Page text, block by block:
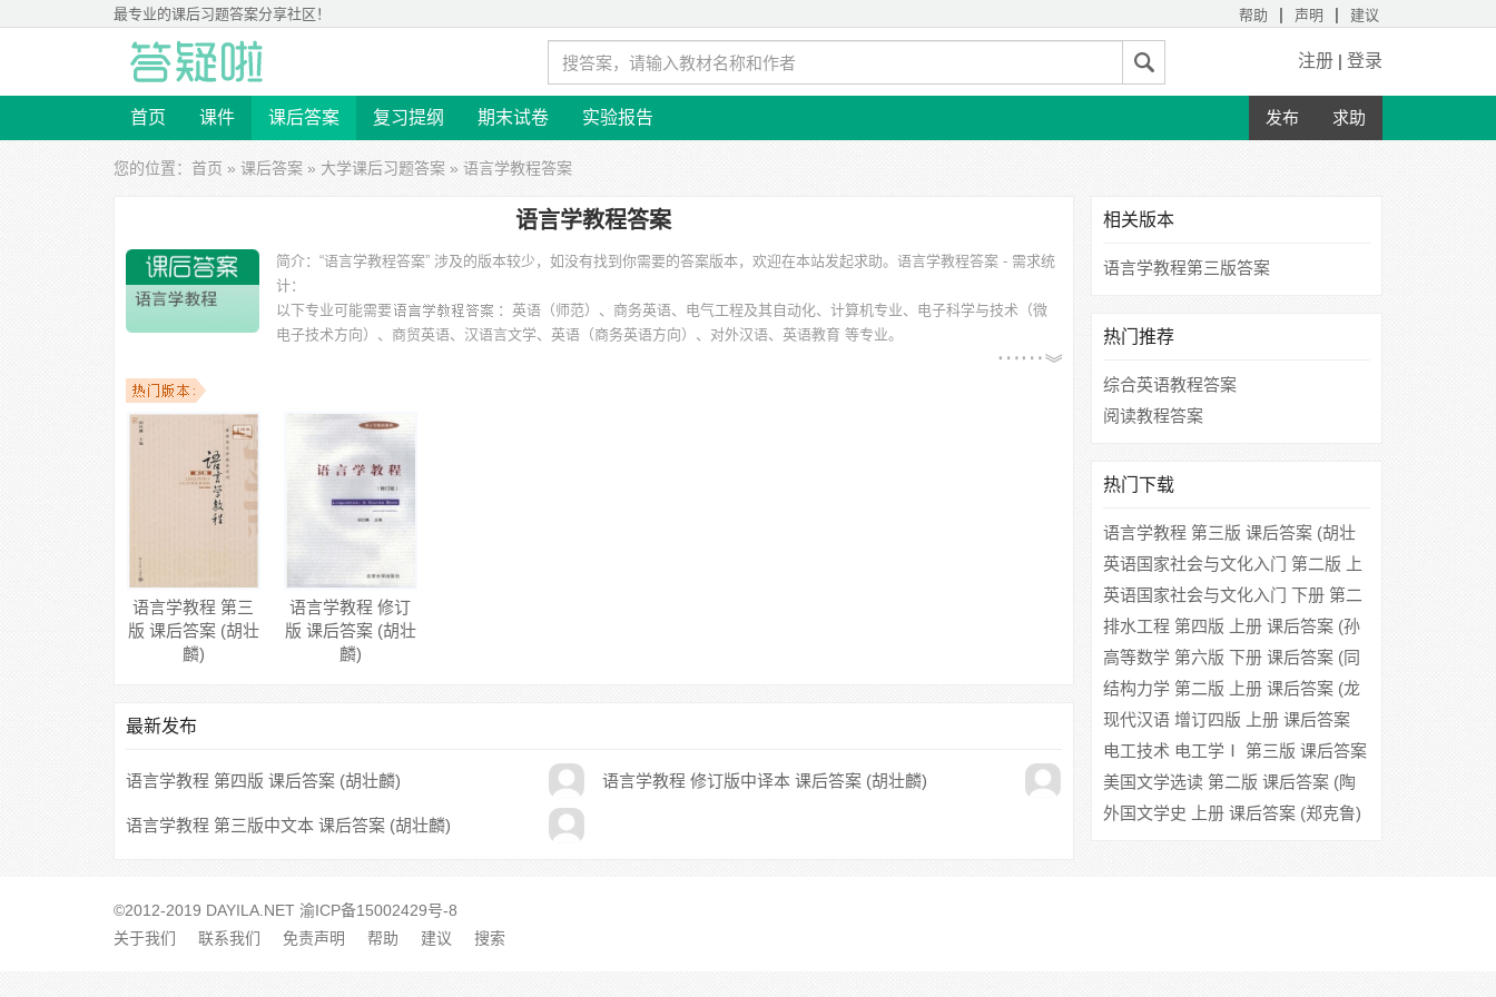
最专业的课后习题答案分享社区！ 帮助 | 声明 | 建议
注册 | 登录
首页 课件 课后答案 复习提纲 期末试卷 实验报告 发布 求助
您的位置： 首页 » 课后答案 » 大学课后习题答案 » 语言学教程答案
语言学教程答案
简介： “语言学教程答案” 涉及的版本较少，如没有找到你需要的答案版本，欢迎在本站发起求助。 语言学教程答案 - 需求统
计：
以下专业可能需要
：英语（师范）、商务英语、电气工程及其自动化、计算机专业、电子科学与技术（微
电子技术方向）、商贸英语、汉语言文学、英语（商务英语方向）、对外汉语、英语教育 等专业。
：河北科技大学、榆林学院、河南师范大学、河南财经学院、汇华学院、北京大学、北京师范大学、绍兴文
理学院、哈尔滨工业大学、西安外国语大学 等。
语言学教程 第三
版 课后答案 (胡壮
麟)
语言学教程 修订
版 课后答案 (胡壮
麟)
最新发布
语言学教程 第四版 课后答案 (胡壮麟) 语言学教程 修订版中译本 课后答案 (胡壮麟)
语言学教程 第三版中文本 课后答案 (胡壮麟)
相关版本
语言学教程第三版答案
热门推荐
综合英语教程答案
阅读教程答案
热门下载
语言学教程 第三版 课后答案 (胡壮
麟)
英语国家社会与文化入门 第二版 上
册 课后答案 (朱永涛 王立礼)
英语国家社会与文化入门 下册 第二
版 课后答案 (朱永涛 王立礼)
排水工程 第四版 上册 课后答案 (孙
慧修)
高等数学 第六版 下册 课后答案 (同
济大学数学系)
结构力学 第二版 上册 课后答案 (龙
驭球 包世华)
现代汉语 增订四版 上册 课后答案
(黄伯荣 廖序东)
电工技术 电工学Ⅰ 第三版 课后答案
(姚海彬 贾贵玺)
美国文学选读 第二版 课后答案 (陶
洁)
外国文学史 上册 课后答案 (郑克鲁)
©2012-2019 DAYILA.NET 渝ICP备15002429号-8
关于我们
联系我们 免责声明 帮助 建议 搜索